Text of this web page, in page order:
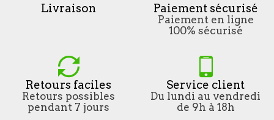
Livraison Paiement sécurisé
Paiement en ligne
100% sécurisé
Retours faciles
Retours possibles
pendant 7 jours
Service client
Du lundi au vendredi
de 9h à 18h